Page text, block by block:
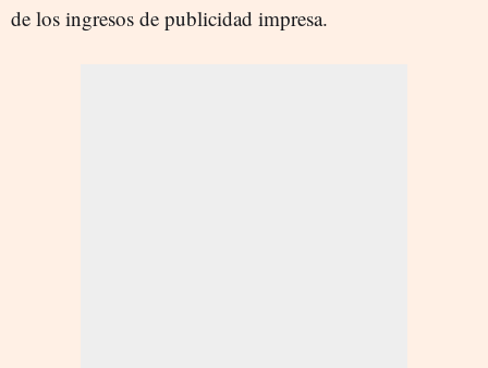
de los ingresos de publicidad impresa.